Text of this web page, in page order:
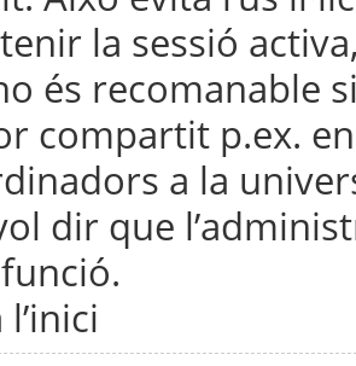
la sessió
és recomanable
compartit p.ex.
a la
dir que